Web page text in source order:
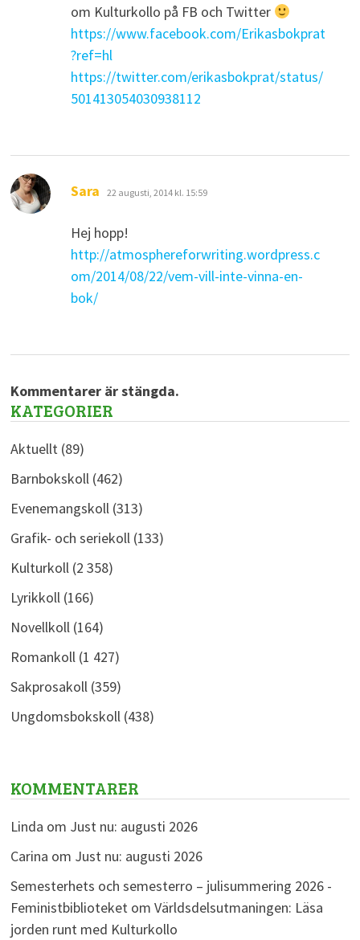
om Kulturkollo på FB och Twitter
https://www.facebook.com/Erikasbokprat
?ref=hl
https://twitter.com/erikasbokprat/status/
501413054030938112
Sara skriver:
22 augusti, 2014 kl. 15:59
Hej hopp!
http://atmosphereforwriting.wordpress.c
om/2014/08/22/vem-vill-inte-vinna-en-
bok/
Kommentarer är stängda.
KATEGORIER
Aktuellt(89)
Barnbokskoll(462)
Evenemangskoll(313)
Grafik- och seriekoll(133)
Kulturkoll(2 358)
Lyrikkoll(166)
Novellkoll(164)
Romankoll(1 427)
Sakprosakoll(359)
Ungdomsbokskoll(438)
KOMMENTARER
Linda om Just nu: augusti 2026
Carina om Just nu: augusti 2026
Semesterhets och semesterro – julisummering 2026 -
Feministbiblioteketom Världsdelsutmaningen: Läsa
jorden runt med Kulturkollo